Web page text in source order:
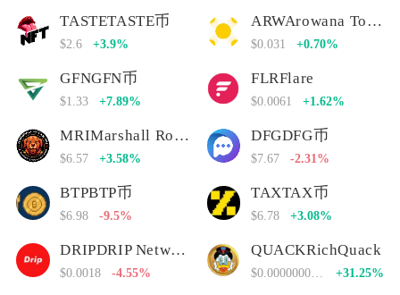
TASTETASTE币
$2.6 +3.9%
ARWArowana Token
$0.031 +0.70%
GFNGFN币
$1.33 +7.89%
FLRFlare
$0.0061 +1.62%
MRIMarshall Rogan Inu
$6.57 +3.58%
DFGDFG币
$7.67 -2.31%
BTPBTP币
$6.98 -9.5%
TAXTAX币
$6.78 +3.08%
DRIPDRIP Network
$0.0018 -4.55%
QUACKRichQuack
+31.25%